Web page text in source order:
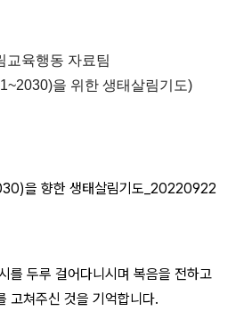
교육행동 자료팀
을 위한 생태살림기도)
을 향한 생태살림기도_20220922
를 두루 걸어다니시며 복음을 전하고
고쳐주신 것을 기억합니다.